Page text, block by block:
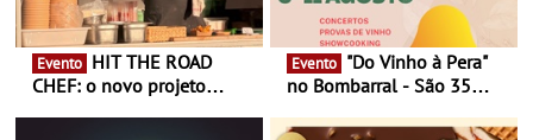
Evento
CHEF: o novo projeto
Evento
no Bombarral - São 35
prova e seis dias de